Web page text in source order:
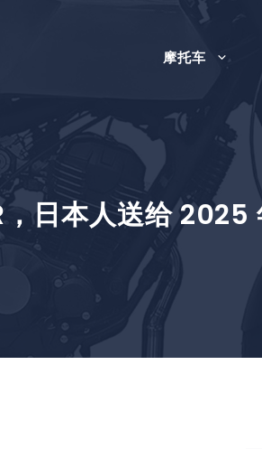
摩托车
日本人送给 2025